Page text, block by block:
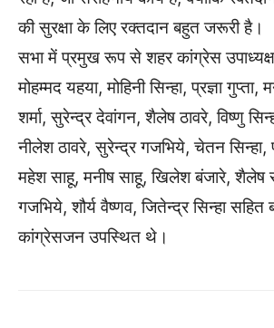
की सुरक्षा के लिए रक्तदान बहुत जरूरी है।
सभा में प्रमुख रूप से शहर कांग्रेस उपाध्यक्ष
मोहम्मद यहया, मोहिनी सिन्हा, प्रज्ञा
शर्मा, सुरेन्द्र देवांगन, शैलेष ठावरे, विष्णु
नीलेश ठावरे, सुरेन्द्र गजभिये, चेतन सिन्हा,
महेश साहू, मनीष साहू, खिलेश बंजारे, शैलेष
गजभिये, शौर्य वैष्णव, जितेन्द्र सिन्हा सहित
कांग्रेसजन उपस्थित थे।